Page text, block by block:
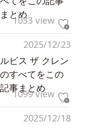
とめ
1033 view
2025/12/23
ビス ザ クレン
すべてをこの
事まとめ
1099 view
2025/12/18